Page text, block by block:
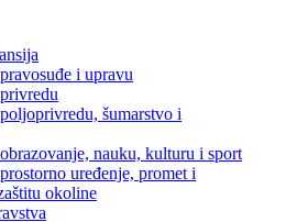
i upravu
šumarstvo i
nauku, kulturu i sport
uređenje, promet i
okoline